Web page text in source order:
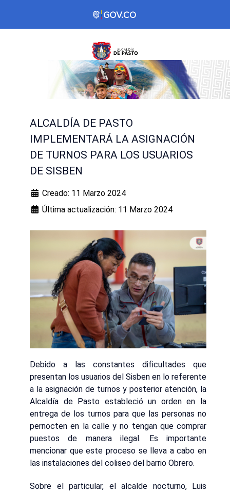
ALCALDÍA DE PASTO
IMPLEMENTARÁ LA ASIGNACIÓN
DE TURNOS PARA LOS USUARIOS
DE SISBEN
Creado: 11 Marzo 2024
Última actualización: 11 Marzo 2024
Debido a las constantes dificultades que
presentan los usuarios del Sisben en lo referente
a la asignación de turnos y posterior atención, la
Alcaldía de Pasto estableció un orden en la
entrega de los turnos para que las personas no
pernocten en la calle y no tengan que comprar
puestos de manera ilegal. Es importante
mencionar que este proceso se lleva a cabo en
las instalaciones del coliseo del barrio Obrero.
Sobre el particular, el alcalde nocturno, Luis